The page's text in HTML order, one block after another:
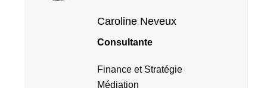
Caroline Neveux
Consultante
Finance et Stratégie
Médiation